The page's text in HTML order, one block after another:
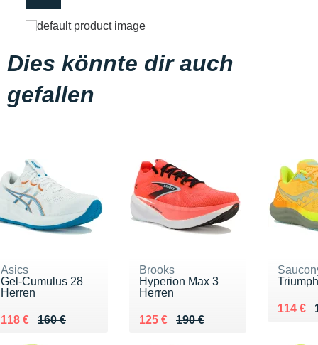
Dies könnte dir auch
gefallen
Asics
Gel-Cumulus 28
Herren
160 €
Au lieu de 160 €
118 €
Vendu 118 €
Brooks
Hyperion Max 3
Herren
190 €
Au lieu de 190 €
125 €
Vendu 125 €
Au lieu
114 €
Vendu